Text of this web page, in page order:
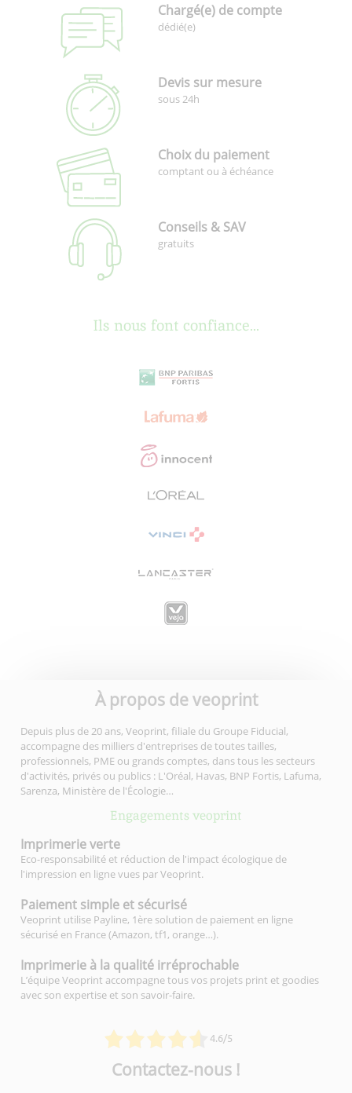
Chargé(e) de compte
dédié(e)
Devis sur mesure
sous 24h
Choix du paiement
comptant ou à échéance
Conseils & SAV
gratuits
Ils nous font confiance...
À propos de veoprint
Depuis plus de 20 ans, Veoprint, filiale du Groupe Fiducial,
accompagne des milliers d'entreprises de toutes tailles,
professionnels, PME ou grands comptes, dans tous les secteurs
d'activités, privés ou publics : L'Oréal, Havas, BNP Fortis, Lafuma,
Sarenza, Ministère de l'Écologie…
Engagements veoprint
4.6/5
Imprimerieverte
Eco-responsabilité et réduction de l'impact écologique de
l'impression en ligne vues par Veoprint.
Paiement simple et sécurisé
Veoprint utilise Payline, 1ère solution de paiement en ligne
sécurisé en France (Amazon, tf1, orange…).
Imprimerie à la qualité irréprochable
L’équipe Veoprint accompagne tous vos projets print et goodies
avec son expertise et son savoir-faire.
Contactez-nous !